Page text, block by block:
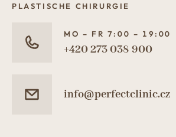
PLASTISCHE CHIRURGIE
MO – FR 7:00 – 19:00
+420 273 038 900
info@perfectclinic.cz